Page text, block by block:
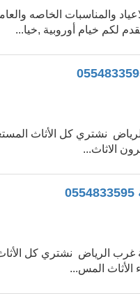
والمناسبات الخاصه
لكم خيام أوروبية ,خيا...
نشتري كل الأثاث
الاثاث...
الرياض نشتري كل
الأثاث المس...